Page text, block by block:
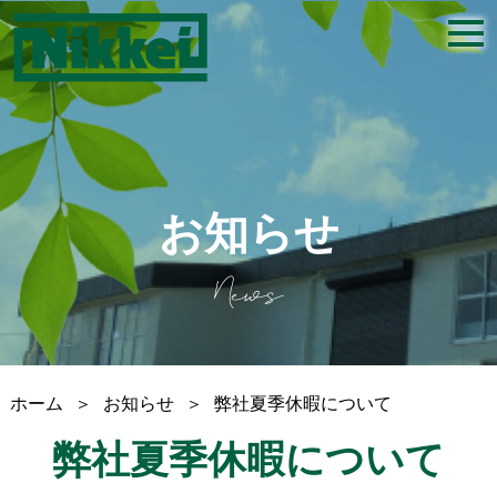
お知らせ
News
ホーム ＞ お知らせ ＞ 弊社夏季休暇について
弊社夏季休暇について